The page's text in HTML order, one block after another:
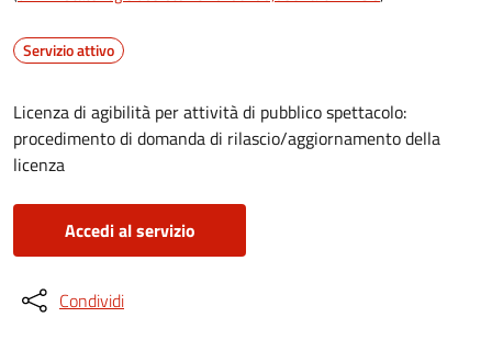
Servizio attivo
Licenza di agibilità per attività di pubblico spettacolo:
procedimento di domanda di rilascio/aggiornamento della
licenza
Accedi al servizio
Condividi